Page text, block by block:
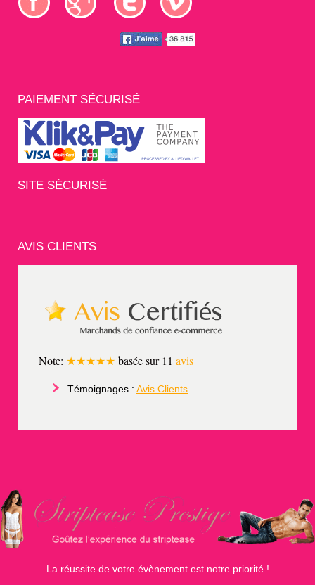
PAIEMENT SÉCURISÉ
SITE SÉCURISÉ
AVIS CLIENTS
Note: ★★★★★ basée sur 11 avis
Témoignages : Avis Clients
La réussite de votre évènement est notre priorité !